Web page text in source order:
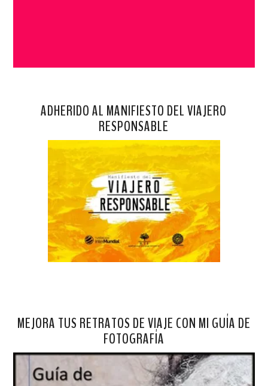
ADHERIDO AL MANIFIESTO DEL VIAJERO
RESPONSABLE
MEJORA TUS RETRATOS DE VIAJE CON MI GUÍA DE
FOTOGRAFÍA